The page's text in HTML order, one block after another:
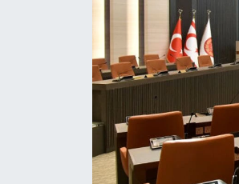
KKTC YEREL SEÇİM 2018
Kültür Sanat
Magazin
Nöbetçi Eczaneler